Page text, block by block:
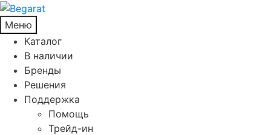
Меню
Каталог
В наличии
Бренды
Решения
Поддержка
Помощь
Трейд-ин